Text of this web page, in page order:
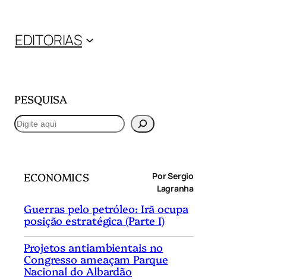
EDITORIAS
PESQUISA
P
ECONOMICS
Por Sergio
Lagranha
Guerras pelo petróleo: Irã ocupa
posição estratégica (Parte I)
Projetos antiambientais no
Congresso ameaçam Parque
Nacional do Albardão